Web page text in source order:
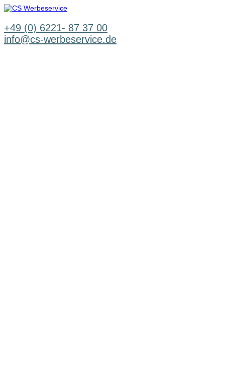
Zum
springen
+49 (0) 6221- 87 37 00
info@cs-werbeservice.de